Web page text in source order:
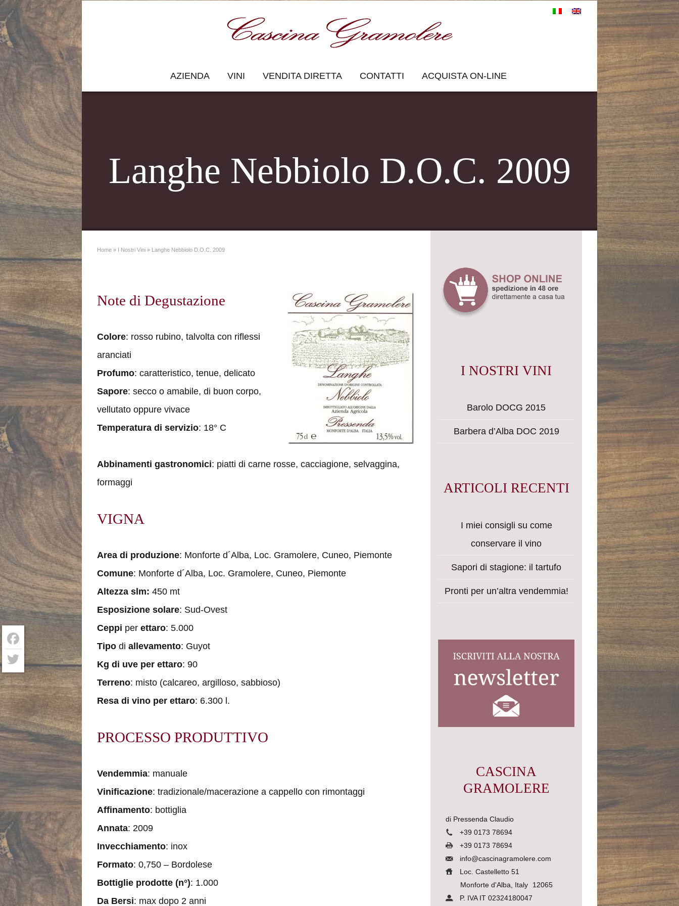
AZIENDA VINI VENDITA DIRETTA CONTATTI ACQUISTA ON-LINE
Langhe Nebbiolo D.O.C. 2009
Home » I Nostri Vini » Langhe Nebbiolo D.O.C. 2009
Note di Degustazione
Colore: rosso rubino, talvolta con riflessi
aranciati
Profumo: caratteristico, tenue, delicato
Sapore: secco o amabile, di buon corpo,
vellutato oppure vivace
Temperatura di servizio: 18° C
Abbinamenti gastronomici: piatti di carne rosse, cacciagione, selvaggina,
formaggi
VIGNA
Area di produzione: Monforte d´Alba, Loc. Gramolere, Cuneo, Piemonte
Comune: Monforte d´Alba, Loc. Gramolere, Cuneo, Piemonte
Altezza slm: 450 mt
Esposizione solare: Sud-Ovest
Ceppi per ettaro: 5.000
Tipo di allevamento: Guyot
Kg di uve per ettaro: 90
Terreno: misto (calcareo, argilloso, sabbioso)
Resa di vino per ettaro: 6.300 l.
PROCESSO PRODUTTIVO
Vendemmia: manuale
Vinificazione: tradizionale/macerazione a cappello con rimontaggi
Affinamento: bottiglia
Annata: 2009
Invecchiamento: inox
Formato: 0,750 – Bordolese
Bottiglie prodotte (n°): 1.000
Da Bersi: max dopo 2 anni
I NOSTRI VINI
Barolo DOCG 2015
Barbera d’Alba DOC 2019
ARTICOLI RECENTI
I miei consigli su come
conservare il vino
Sapori di stagione: il tartufo
Pronti per un’altra vendemmia!
CASCINA
GRAMOLERE
di Pressenda Claudio
+39 0173 78694
+39 0173 78694
info@cascinagramolere.com
Loc. Castelletto 51
Monforte d'Alba, Italy
12065
P. IVA IT 02324180047
Facebook
Twitter